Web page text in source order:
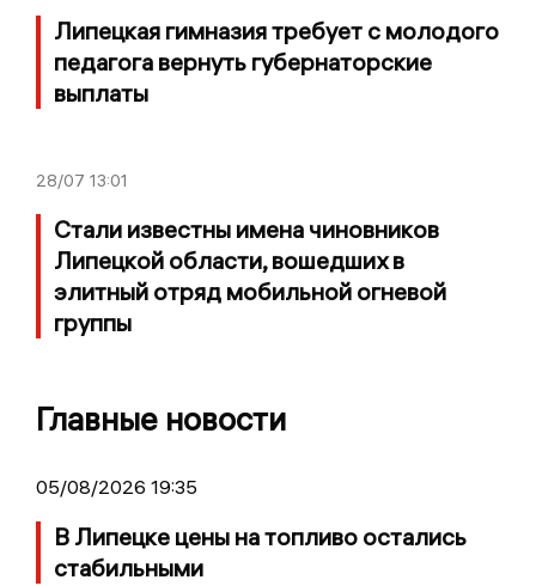
Липецкая гимназия требует с молодого
педагога вернуть губернаторские
выплаты
28/07 13:01
Стали известны имена чиновников
Липецкой области, вошедших в
элитный отряд мобильной огневой
группы
Главные новости
05/08/2026 19:35
В Липецке цены на топливо остались
стабильными